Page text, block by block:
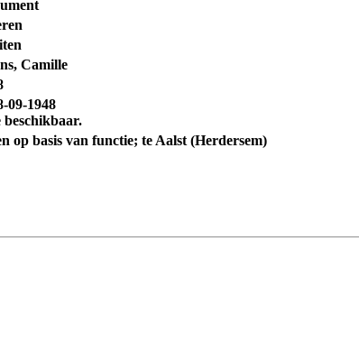
Camille
09-1948
beschikbaar.
op basis van functie; te Aalst (Herdersem)